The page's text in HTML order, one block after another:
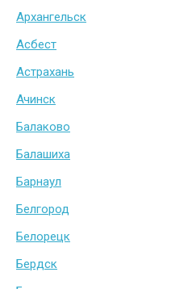
Архангельск
Асбест
Астрахань
Ачинск
Балаково
Балашиха
Барнаул
Белгород
Белорецк
Бердск